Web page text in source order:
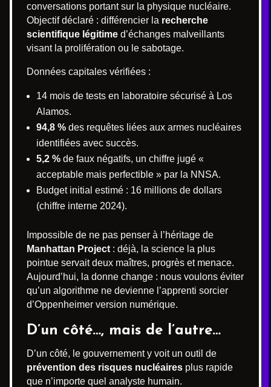
conversations portant sur la physique nucléaire.
Objectif déclaré : différencier la recherche
scientifique légitime d’échanges malveillants
visant la prolifération ou le sabotage.
Données capitales vérifiées :
14 mois de tests en laboratoire sécurisé à Los
Alamos.
94,8 % des requêtes liées aux armes nucléaires
identifiées avec succès.
5,2 % de faux négatifs, un chiffre jugé «
acceptable mais perfectible » par la NNSA.
Budget initial estimé : 16 millions de dollars
(chiffre interne 2024).
Impossible de ne pas penser à l’héritage de
Manhattan Project : déjà, la science la plus
pointue servait deux maîtres, progrès et menace.
Aujourd’hui, la donne change : nous voulons éviter
qu’un algorithme ne devienne l’apprenti sorcier
d’Oppenheimer version numérique.
D’un côté…, mais de l’autre…
D’un côté, le gouvernement y voit un outil de
prévention des risques nucléaires plus rapide
que n’importe quel analyste humain.